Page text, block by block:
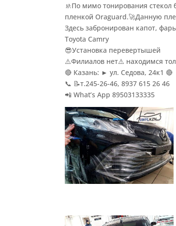
🚸По мимо тонирования стекол
пленкой Oraguard.🚀Данную
Здесь забронирован капот,
Toyota Camry
😎Установка перевертышей
⚠️Филиалов нет⚠️ находимся
🔴 Казань: ► ул. Седова, 24к1 🔴
📞 📝т.245-26-46, 8937 615 26 46
📲 What’s App 89503133335